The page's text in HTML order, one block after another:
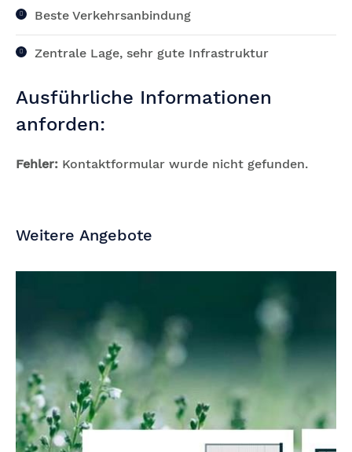
Beste Verkehrsanbindung
Zentrale Lage, sehr gute Infrastruktur
Ausführliche Informationen
anforden:
Fehler: Kontaktformular wurde nicht gefunden.
Weitere Angebote